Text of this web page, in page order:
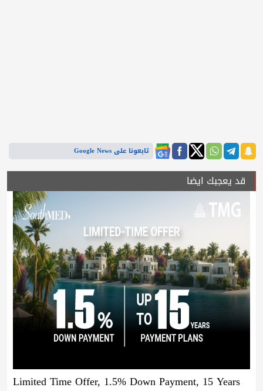
تابعونا على Google News
قد يعجبك ايضا
Limited Time Offer, 1.5% Down Payment, 15 Years